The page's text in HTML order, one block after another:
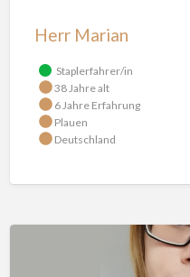
Herr Marian
Staplerfahrer/in
38 Jahre alt
6 Jahre Erfahrung
Plauen
Deutschland